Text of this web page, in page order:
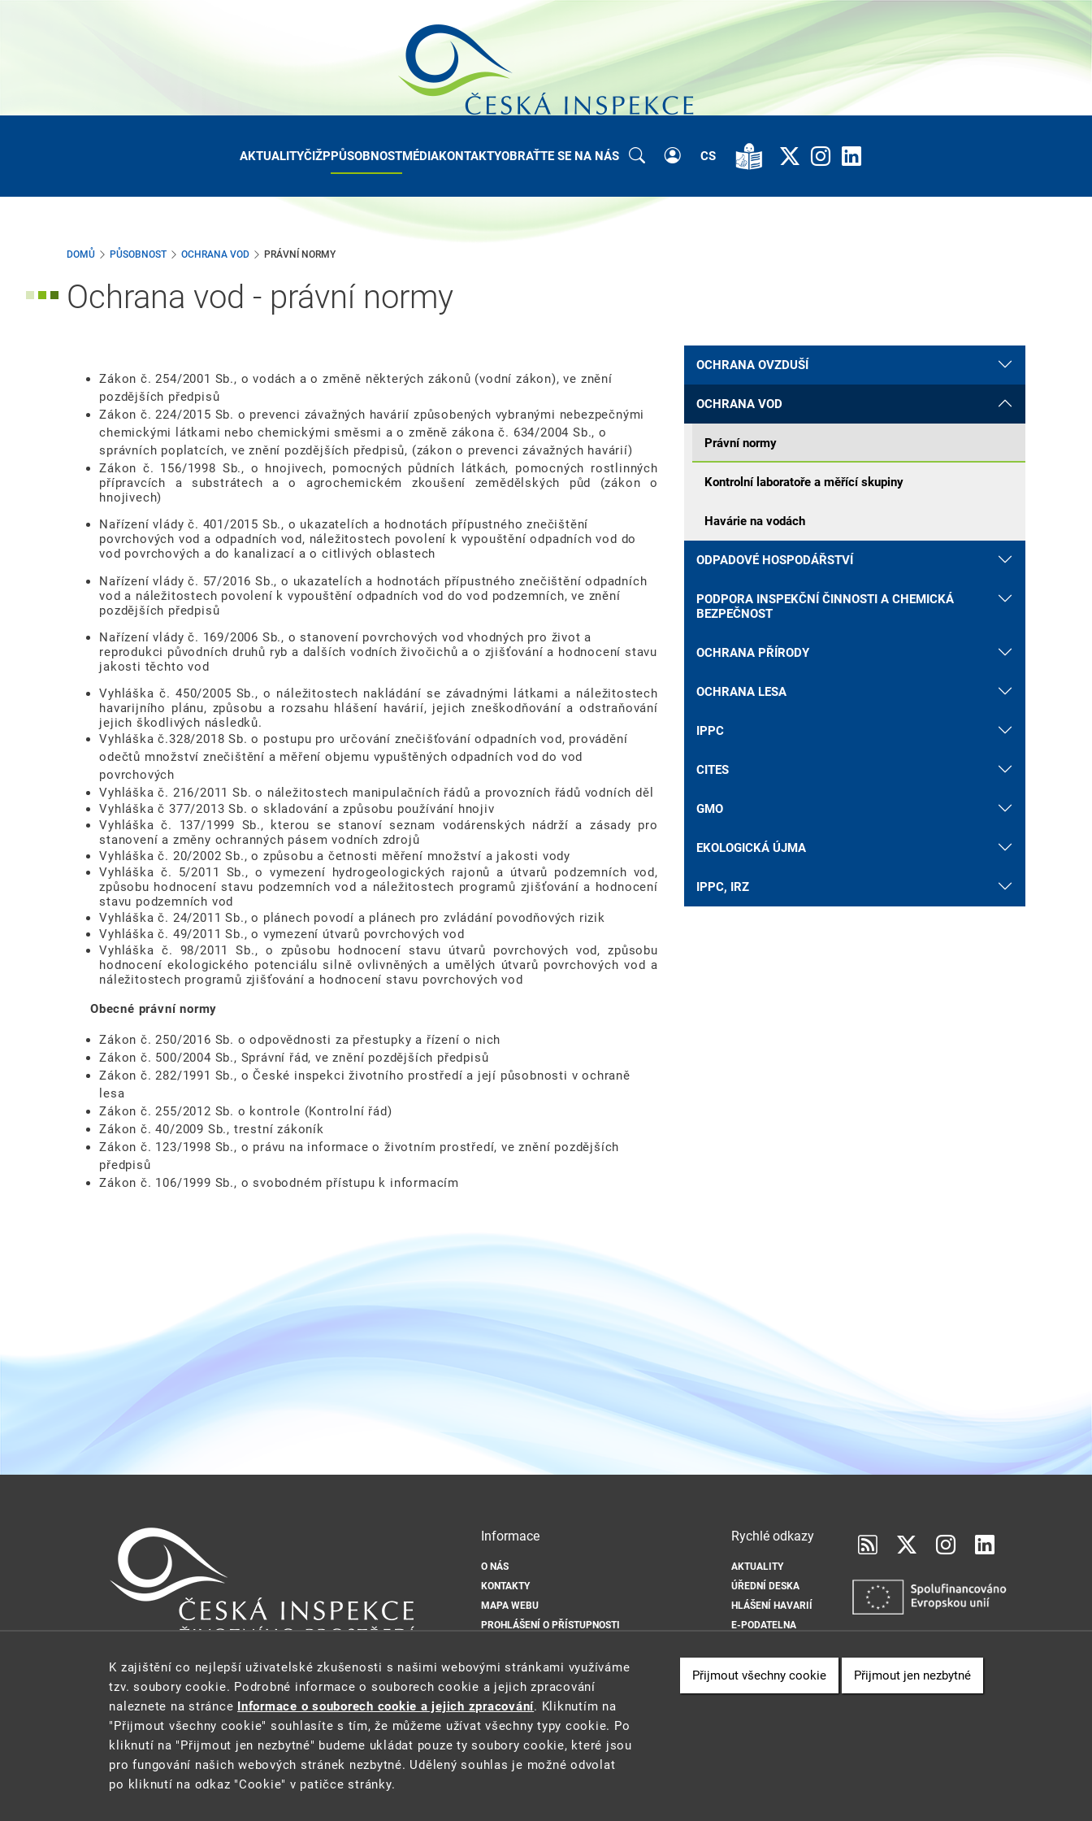
AKTUALITYČIŽPPŮSOBNOSTMÉDIAKONTAKTYOBRAŤTE SE NA NÁS CS
DOMŮ PŮSOBNOST OCHRANA VOD PRÁVNÍ NORMY
Ochrana vod - právní normy
Zákon č. 254/2001 Sb., o vodách a o změně některých zákonů (vodní zákon), ve znění
pozdějších předpisů
Zákon č. 224/2015 Sb. o prevenci závažných havárií způsobených vybranými nebezpečnými
chemickými látkami nebo chemickými směsmi a o změně zákona č. 634/2004 Sb., o
správních poplatcích, ve znění pozdějších předpisů, (zákon o prevenci závažných havárií)
Zákon č. 156/1998 Sb., o hnojivech, pomocných půdních látkách, pomocných rostlinných
přípravcích a substrátech a o agrochemickém zkoušení zemědělských půd (zákon o
hnojivech)
Nařízení vlády č. 401/2015 Sb., o ukazatelích a hodnotách přípustného znečištění
povrchových vod a odpadních vod, náležitostech povolení k vypouštění odpadních vod do
vod povrchových a do kanalizací a o citlivých oblastech
Nařízení vlády č. 57/2016 Sb., o ukazatelích a hodnotách přípustného znečištění odpadních
vod a náležitostech povolení k vypouštění odpadních vod do vod podzemních, ve znění
pozdějších předpisů
Nařízení vlády č. 169/2006 Sb., o stanovení povrchových vod vhodných pro život a
reprodukci původních druhů ryb a dalších vodních živočichů a o zjišťování a hodnocení stavu
jakosti těchto vod
Vyhláška č. 450/2005 Sb., o náležitostech nakládání se závadnými látkami a náležitostech
havarijního plánu, způsobu a rozsahu hlášení havárií, jejich zneškodňování a odstraňování
jejich škodlivých následků.
Vyhláška č.328/2018 Sb. o postupu pro určování znečišťování odpadních vod, provádění
odečtů množství znečištění a měření objemu vypuštěných odpadních vod do vod
povrchových
Vyhláška č. 216/2011 Sb. o náležitostech manipulačních řádů a provozních řádů vodních děl
Vyhláška č 377/2013 Sb. o skladování a způsobu používání hnojiv
Vyhláška č. 137/1999 Sb., kterou se stanoví seznam vodárenských nádrží a zásady pro
stanovení a změny ochranných pásem vodních zdrojů
Vyhláška č. 20/2002 Sb., o způsobu a četnosti měření množství a jakosti vody
Vyhláška č. 5/2011 Sb., o vymezení hydrogeologických rajonů a útvarů podzemních vod,
způsobu hodnocení stavu podzemních vod a náležitostech programů zjišťování a hodnocení
stavu podzemních vod
Vyhláška č. 24/2011 Sb., o plánech povodí a plánech pro zvládání povodňových rizik
Vyhláška č. 49/2011 Sb., o vymezení útvarů povrchových vod
Vyhláška č. 98/2011 Sb., o způsobu hodnocení stavu útvarů povrchových vod, způsobu
hodnocení ekologického potenciálu silně ovlivněných a umělých útvarů povrchových vod a
náležitostech programů zjišťování a hodnocení stavu povrchových vod
Obecné právní normy
Zákon č. 250/2016 Sb. o odpovědnosti za přestupky a řízení o nich
Zákon č. 500/2004 Sb., Správní řád, ve znění pozdějších předpisů
Zákon č. 282/1991 Sb., o České inspekci životního prostředí a její působnosti v ochraně
lesa
Zákon č. 255/2012 Sb. o kontrole (Kontrolní řád)
Zákon č. 40/2009 Sb., trestní zákoník
Zákon č. 123/1998 Sb., o právu na informace o životním prostředí, ve znění pozdějších
předpisů
Zákon č. 106/1999 Sb., o svobodném přístupu k informacím
OCHRANA OVZDUŠÍ
OCHRANA VOD
Právní normy
Kontrolní laboratoře a měřící skupiny
Havárie na vodách
ODPADOVÉ HOSPODÁŘSTVÍ
PODPORA INSPEKČNÍ ČINNOSTI A CHEMICKÁ
BEZPEČNOST
OCHRANA PŘÍRODY
OCHRANA LESA
IPPC
CITES
GMO
EKOLOGICKÁ ÚJMA
IPPC, IRZ
E-MAIL: PODATELNA@CIZP.GOV.CZ WEB: WWW.CIZP.GOV.CZ
Informace
O NÁS
KONTAKTY
MAPA WEBU
PROHLÁŠENÍ O PŘÍSTUPNOSTI
ZÁSADY POUŽÍVÁNÍ SOUBORŮ COOKIE
INFORMACE O PŘÍSTUPNOSTI BUDOV PRO OZP
SNADNÉ ČTENÍ A ŽIVOTNÍ SITUACE
Rychlé odkazy
AKTUALITY
ÚŘEDNÍ DESKA
HLÁŠENÍ HAVARIÍ
E-PODATELNA
2021 © Ministerstvo životního prostředí
K zajištění co nejlepší uživatelské zkušenosti s našimi webovými stránkami využíváme
tzv. soubory cookie. Podrobné informace o souborech cookie a jejich zpracování
naleznete na stránce Informace o souborech cookie a jejich zpracování. Kliknutím na
"Přijmout všechny cookie" souhlasíte s tím, že můžeme užívat všechny typy cookie. Po
kliknutí na "Přijmout jen nezbytné" budeme ukládat pouze ty soubory cookie, které jsou
pro fungování našich webových stránek nezbytné. Udělený souhlas je možné odvolat
po kliknutí na odkaz "Cookie" v patičce stránky.
Přijmout všechny cookie Přijmout jen nezbytné